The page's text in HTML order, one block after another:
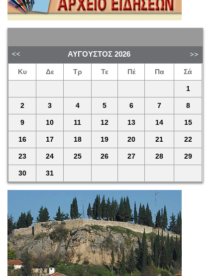
ΑΎΓΟΥΣΤΟΣ 2026
Κυ Δε Τρ Τε Πέ Πα Σά
1
2 3 4 5 6 7 8
9 10 11 12 13 14 15
16 17 18 19 20 21 22
23 24 25 26 27 28 29
30 31